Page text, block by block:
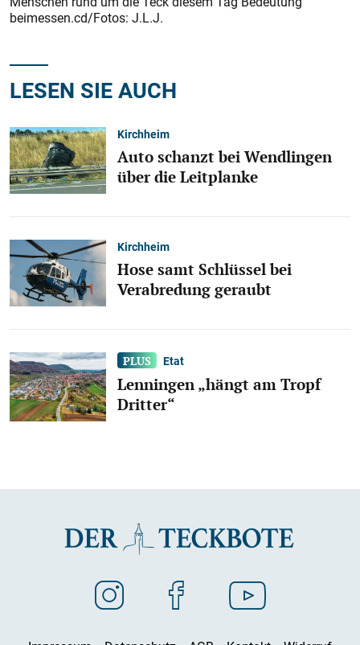
beimessen.cd/Fotos: J.L.J.
LESEN SIE AUCH
Kirchheim
Auto schanzt bei Wendlingen
über die Leitplanke
Kirchheim
Hose samt Schlüssel bei
Verabredung geraubt
Etat
Lenningen „hängt am Tropf
Dritter“